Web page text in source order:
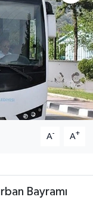
A- A+
Bayramı